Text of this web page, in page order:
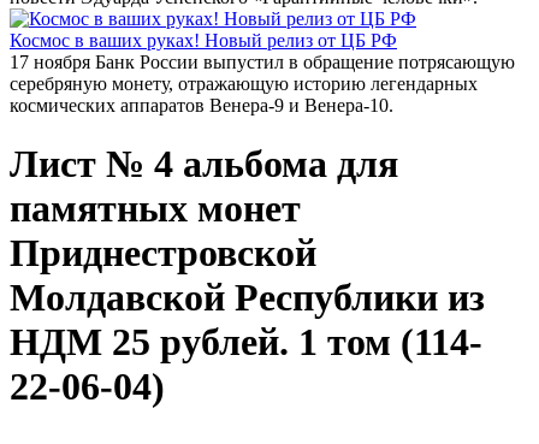
Космос в ваших руках! Новый релиз от ЦБ РФ
17 ноября Банк России выпустил в обращение потрясающую
серебряную монету, отражающую историю легендарных
космических аппаратов Венера-9 и Венера-10.
Лист № 4 альбома для
памятных монет
Приднестровской
Молдавской Республики из
НДМ 25 рублей. 1 том (114-
22-06-04)